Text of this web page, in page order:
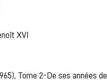
XVI
Tome 2-De ses années de